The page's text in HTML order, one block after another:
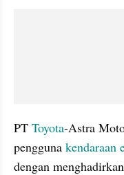
PT Toyota-Astra
pengguna kendaraan
dengan